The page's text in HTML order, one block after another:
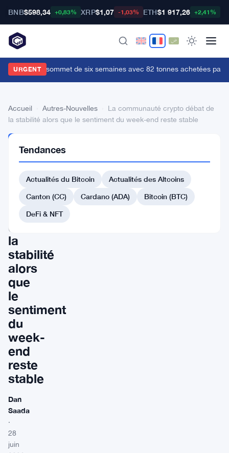
BNB$598,34 +0,83% XRP$1,07 -1,03% ETH$1 917,26 +2,41%
URGENT
atteint un sommet de six semaines avec 82 tonnes achetées par
Accueil Autres-Nouvelles
La communauté crypto débat de
la stabilité alors que le sentiment du week-end reste stable
NOUVELLES
communauté
crypto
débat
de
la
stabilité
alors
que
le
sentiment
du
week-
end
reste
stable
Dan
Saada
·
28
juin
Tendances
Actualités du Bitcoin
Actualités des Altcoins
Canton (CC)
Cardano (ADA)
Bitcoin (BTC)
DeFi & NFT